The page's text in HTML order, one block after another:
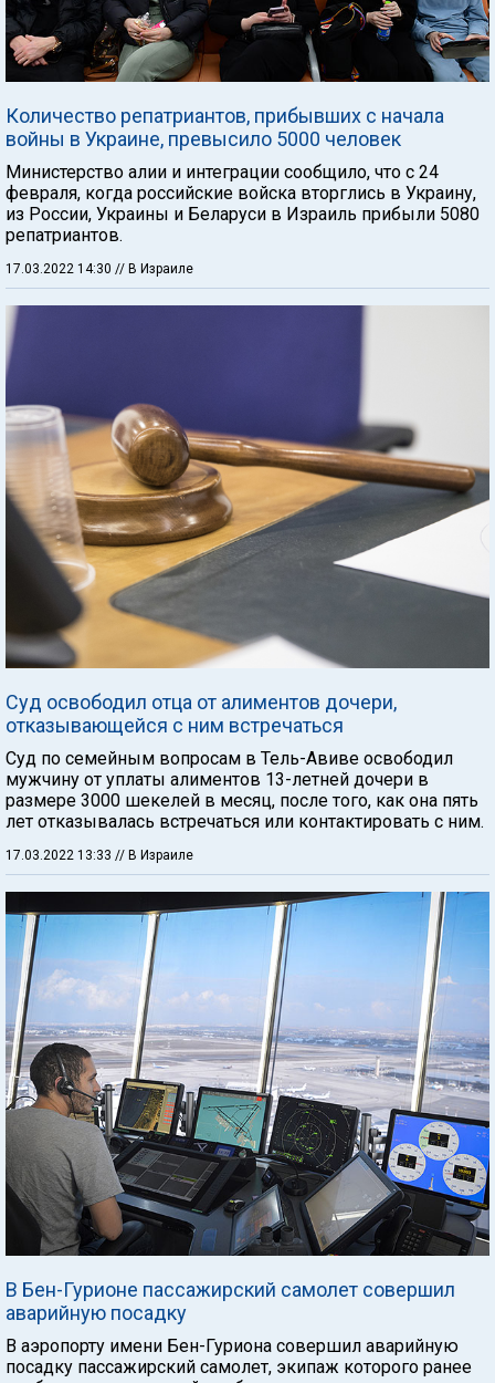
Количество репатриантов, прибывших с начала
войны в Украине, превысило 5000 человек
Министерство алии и интеграции сообщило, что с 24
февраля, когда российские войска вторглись в Украину,
из России, Украины и Беларуси в Израиль прибыли 5080
репатриантов.
17.03.2022 14:30 // В Израиле
Суд освободил отца от алиментов дочери,
отказывающейся с ним встречаться
Суд по семейным вопросам в Тель-Авиве освободил
мужчину от уплаты алиментов 13-летней дочери в
размере 3000 шекелей в месяц, после того, как она пять
лет отказывалась встречаться или контактировать с ним.
17.03.2022 13:33 // В Израиле
В Бен-Гурионе пассажирский самолет совершил
аварийную посадку
В аэропорту имени Бен-Гуриона совершил аварийную
посадку пассажирский самолет, экипаж которого ранее